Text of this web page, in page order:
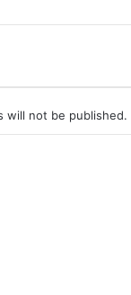
will not be published.